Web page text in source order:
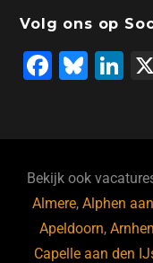
Volg ons op
F
b
o
o
Bl
ky
Li
dI
n
Bekijk ook
Almere,Alphen
Apeldoorn,
Capelle aan den